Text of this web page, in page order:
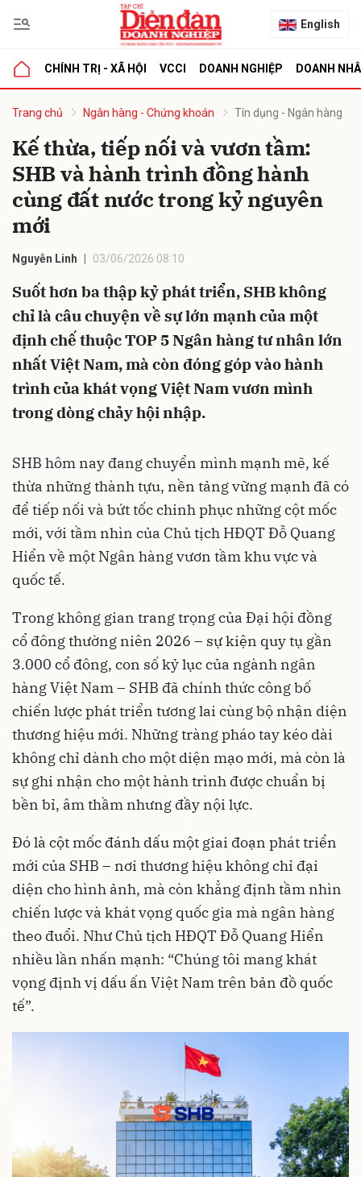
English
CHÍNH TRỊ - XÃ HỘI VCCI DOANH NGHIỆP DOANH
Trang chủ Ngân hàng - Chứng khoán Tín dụng - Ngân hàng
Kế thừa, tiếp nối và vươn tầm:
SHB và hành trình đồng hành
cùng đất nước trong kỷ nguyên
mới
Nguyễn Linh 03/06/2026 08:10
Suốt hơn ba thập kỷ phát triển, SHB không
chỉ là câu chuyện về sự lớn mạnh của một
định chế thuộc TOP 5 Ngân hàng tư nhân lớn
nhất Việt Nam, mà còn đóng góp vào hành
trình của khát vọng Việt Nam vươn mình
trong dòng chảy hội nhập.
SHB hôm nay đang chuyển mình mạnh mẽ, kế
thừa những thành tựu, nền tảng vững mạnh đã có
để tiếp nối và bứt tốc chinh phục những cột mốc
mới, với tầm nhìn của Chủ tịch HĐQT Đỗ Quang
Hiển về một Ngân hàng vươn tầm khu vực và
quốc tế.
Trong không gian trang trọng của Đại hội đồng
cổ đông thường niên 2026 – sự kiện quy tụ gần
3.000 cổ đông, con số kỷ lục của ngành ngân
hàng Việt Nam – SHB đã chính thức công bố
chiến lược phát triển tương lai cùng bộ nhận diện
thương hiệu mới. Những tràng pháo tay kéo dài
không chỉ dành cho một diện mạo mới, mà còn là
sự ghi nhận cho một hành trình được chuẩn bị
bền bỉ, âm thầm nhưng đầy nội lực.
Đó là cột mốc đánh dấu một giai đoạn phát triển
mới của SHB – nơi thương hiệu không chỉ đại
diện cho hình ảnh, mà còn khẳng định tầm nhìn
chiến lược và khát vọng quốc gia mà ngân hàng
theo đuổi. Như Chủ tịch HĐQT Đỗ Quang Hiển
nhiều lần nhấn mạnh: “Chúng tôi mang khát
vọng định vị dấu ấn Việt Nam trên bản đồ quốc
tế”.
luận